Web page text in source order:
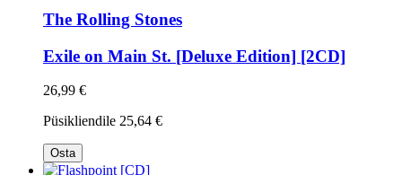
The Rolling Stones
Exile on Main St. [Deluxe Edition] [2CD]
26,99 €
Püsikliendile 25,64 €
Osta